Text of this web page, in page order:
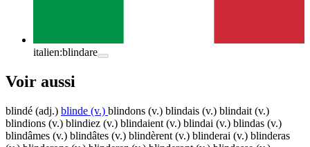
italien:blindare
Voir aussi
blindé (adj.) blinde (v.) blindons (v.) blindais (v.) blindait (v.)
blindions (v.) blindiez (v.) blindaient (v.) blindai (v.) blindas (v.)
blindâmes (v.) blindâtes (v.) blindèrent (v.) blinderai (v.) blinderas